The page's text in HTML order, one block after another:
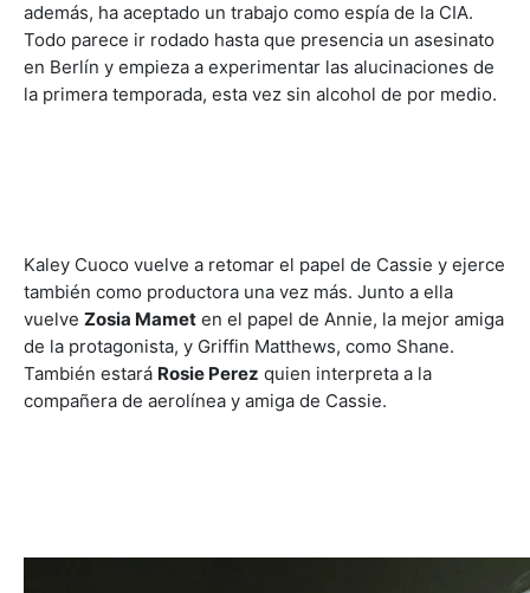
además, ha aceptado un trabajo como espía de la CIA.
Todo parece ir rodado hasta que presencia un asesinato
en Berlín y empieza a experimentar las alucinaciones de
la primera temporada, esta vez sin alcohol de por medio.
Kaley Cuoco vuelve a retomar el papel de Cassie y ejerce
también como productora una vez más. Junto a ella
vuelve Zosia Mamet en el papel de Annie, la mejor amiga
de la protagonista, y Griffin Matthews, como Shane.
También estará Rosie Perez quien interpreta a la
compañera de aerolínea y amiga de Cassie.